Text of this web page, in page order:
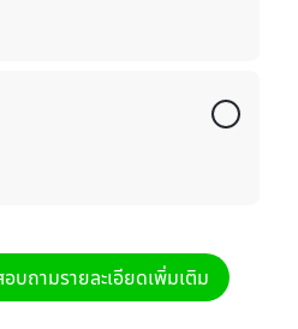
บถามรายละเอียดเพิ่มเติม